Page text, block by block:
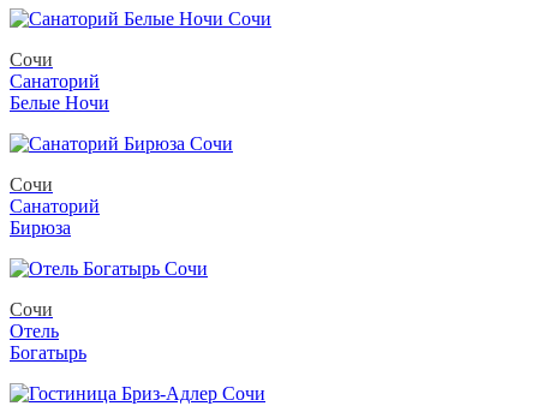
Сочи
Санаторий
Белые Ночи
Сочи
Санаторий
Бирюза
Сочи
Отель
Богатырь